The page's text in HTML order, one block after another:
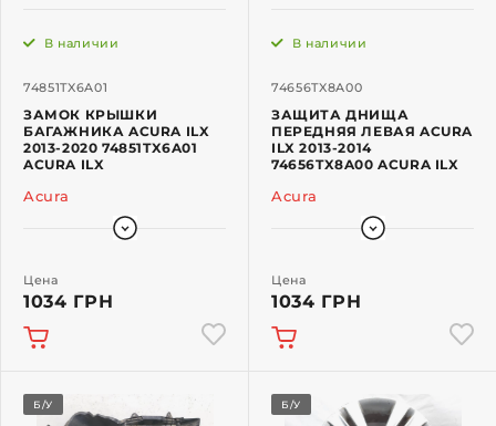
74851TX6A01
В наличии
ЗАМОК КРЫШКИ
БАГАЖНИКА ACURA ILX
2013-2020 74851TX6A01
ACURA ILX
Acura
Цена
1034 ГРН
74656TX8A00
В наличии
ЗАЩИТА ДНИЩА
ПЕРЕДНЯЯ ЛЕВАЯ ACURA
ILX 2013-2014
74656TX8A00 ACURA ILX
Acura
Цена
1034 ГРН
Б/У Б/У